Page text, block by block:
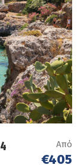
ο
Από
€405